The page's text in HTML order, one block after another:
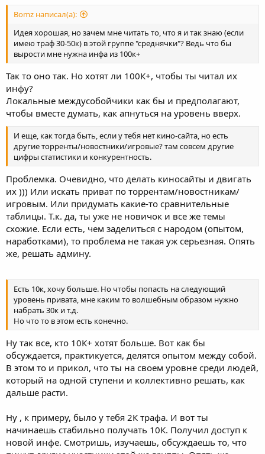
Bomz написал(а):
Идея хорошая, но зачем мне читать то, что я и так знаю (если
имею траф 30-50к) в этой группе "среднячки"? Ведь что бы
вырости мне нужна инфа из 100к+
Так то оно так. Но хотят ли 100К+, чтобы ты читал их
инфу?
Локальные междусобойчики как бы и предполагают,
чтобы вместе думать, как апнуться на уровень вверх.
И еще, как тогда быть, если у тебя нет кино-сайта, но есть
другие торренты/новостники/игровые? там совсем другие
цифры статистики и конкурентность.
Проблемка. Очевидно, что делать киносайты и двигать
их ))) Или искать приват по торрентам/новостникам/
игровым. Или придумать какие-то сравнительные
таблицы. Т.к. да, ты уже не новичок и все же темы
схожие. Если есть, чем заделиться с народом (опытом,
наработками), то проблема не такая уж серьезная. Опять
же, решать админу.
Есть 10к, хочу больше. Но чтобы попасть на следующий
уровень привата, мне каким то волшебным образом нужно
набрать 30к и т.д.
Но что то в этом есть конечно.
Ну так все, кто 10К+ хотят больше. Вот как бы
обсуждается, практикуется, делятся опытом между собой.
В этом то и прикол, что ты на своем уровне среди людей,
который на одной ступени и коллективно решать, как
дальше расти.
Ну , к примеру, было у тебя 2К трафа. И вот ты
начинаешь стабильно получать 10К. Получил доступ к
новой инфе. Смотришь, изучаешь, обсуждаешь то, что